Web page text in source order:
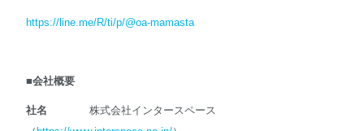
https://line.me/R/ti/p/@oa-mamasta
■会社概要
社名 株式会社インタースペース